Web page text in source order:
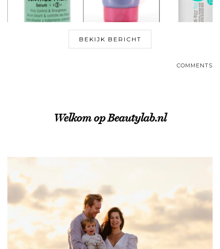
BEKIJK BERICHT
COMMENTS
Welkom op Beautylab.nl